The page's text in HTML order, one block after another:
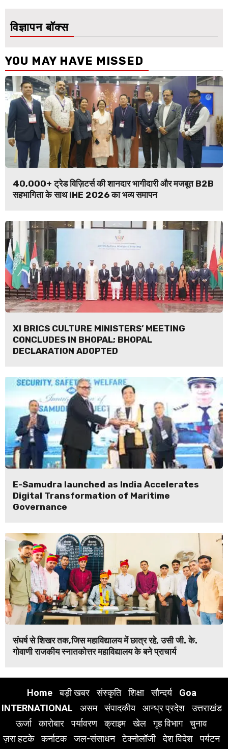
विज्ञापन बॉक्स
YOU MAY HAVE MISSED
40,000+ ट्रेड विज़िटर्स की शानदार भागीदारी और मजबूत B2B
सहभागिता के साथ IHE 2026 का भव्य समापन
XI BRICS CULTURE MINISTERS’ MEETING
CONCLUDES IN BHOPAL; BHOPAL
DECLARATION ADOPTED
E-Samudra launched as India Accelerates
Digital Transformation of Maritime
Governance
संघर्ष से शिखर तक,जिस महाविद्यालय में छात्र रहे, उसी जी. के.
गोवाणी राजकीय स्नातकोत्तर महाविद्यालय के बने प्राचार्य
Home बड़ी खबर संस्कृति शिक्षा सौन्दर्य
Goa
INTERNATIONAL
असम संपादकीय आन्ध्र प्रदेश
उत्तराखंड
ऊर्जा
कारोबार पर्यावरण क्राइम खेल गृह विभाग
चुनाव
ज़रा हटके
कर्नाटक जल-संसाधन टेक्नोलॉजी देश विदेश
पर्यटन